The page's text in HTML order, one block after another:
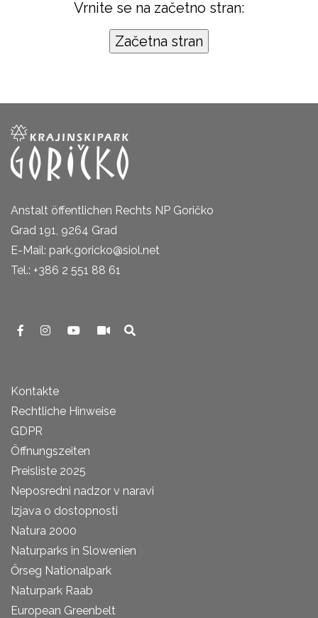
Vrnite se na začetno stran:
Anstalt öffentlichen Rechts NP Goričko
Grad 191, 9264 Grad
E-Mail: park.goricko@siol.net
Tel.: +386 2 551 88 61
Kontakte
Rechtliche Hinweise
GDPR
Öffnungszeiten
Preisliste 2025
Neposredni nadzor v naravi
Izjava o dostopnosti
Natura 2000
Naturparks in Slowenien
Őrseg Nationalpark
Naturpark Raab
European Greenbelt